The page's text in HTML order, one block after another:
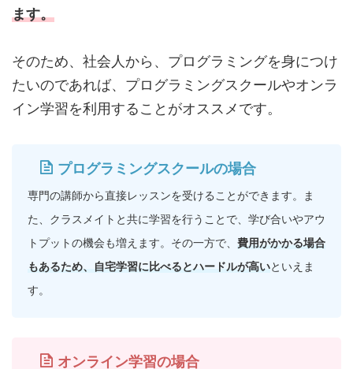
ます。
そのため、社会人から、プログラミングを身につけ
たいのであれば、プログラミングスクールやオンラ
イン学習を利用することがオススメです。
プログラミングスクールの場合
専門の講師から直接レッスンを受けることができます。ま
た、クラスメイトと共に学習を行うことで、学び合いやアウ
トプットの機会も増えます。その一方で、 費用がかかる場合
もあるため、自宅学習に比べるとハードルが高いといえま
す。
オンライン学習の場合